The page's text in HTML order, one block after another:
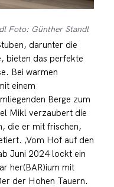
Foto: Günther Standl
darunter die
bieten das perfekte
Bei warmen
einem
Berge zum
Mikl verzaubert die
die er mit frischen,
‚Vom Hof auf den
Juni 2024 lockt ein
her(BAR)ium mit
der Hohen Tauern.